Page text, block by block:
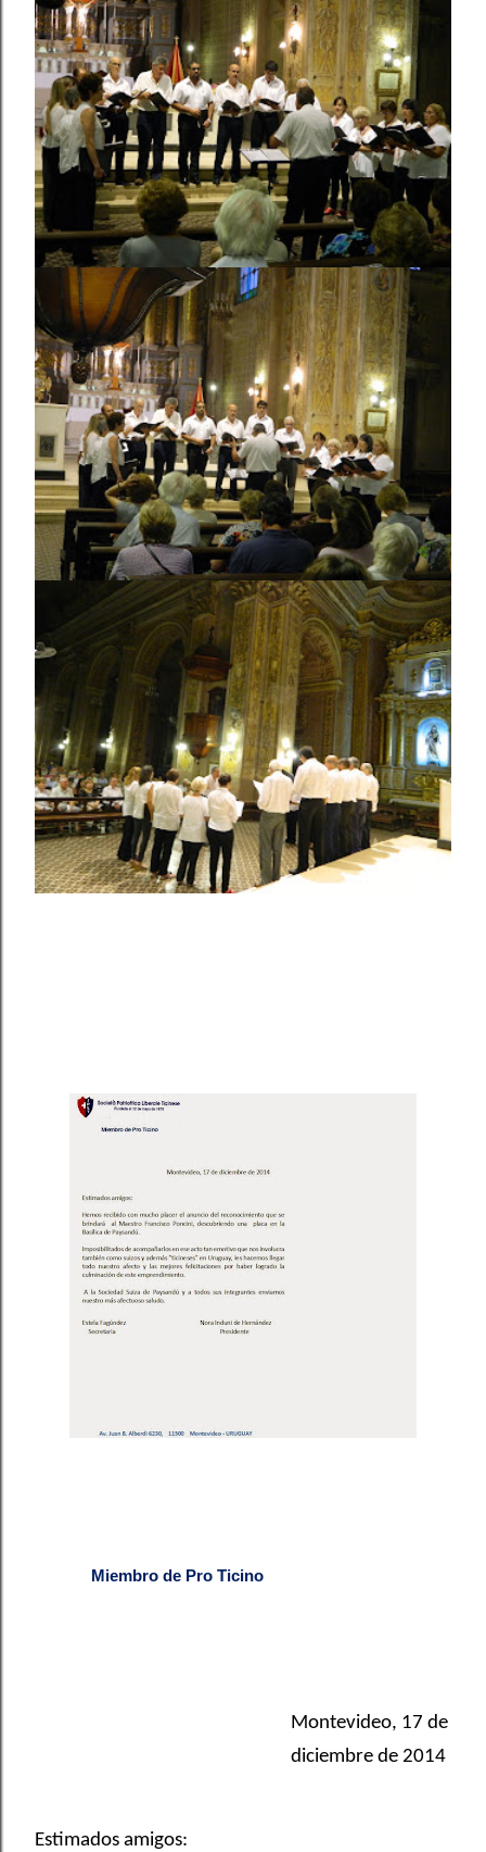
Miembro de Pro Ticino
Montevideo, 17 de
diciembre de 2014
Estimados amigos: